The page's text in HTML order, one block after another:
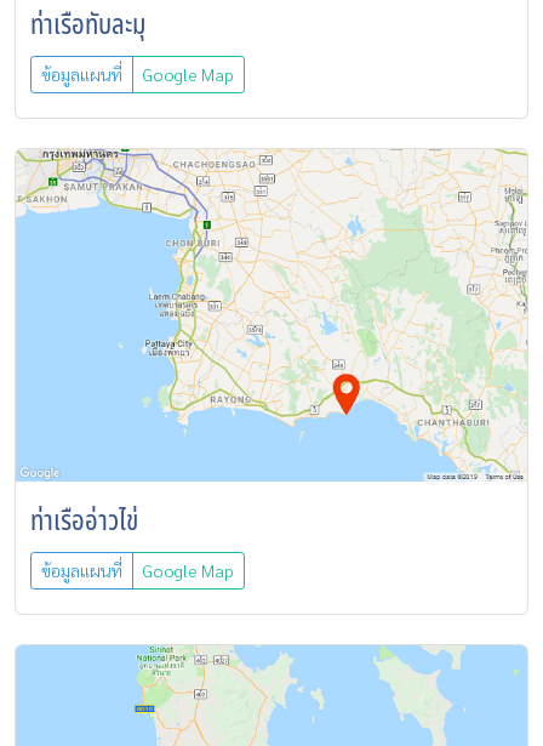
ท่าเรือทับละมุ
ข้อมูลแผนที่ Google Map
ท่าเรืออ่าวไข่
ข้อมูลแผนที่ Google Map